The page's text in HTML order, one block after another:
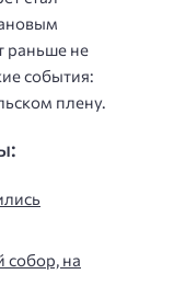
раньше не
события:
плену.
собор, на